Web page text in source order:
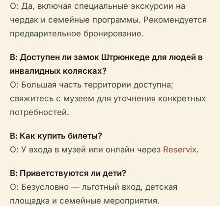
О: Да, включая специальные экскурсии на
чердак и семейные программы. Рекомендуется
предварительное бронирование.
В: Доступен ли замок Штрюнкеде для людей в
инвалидных колясках?
О: Большая часть территории доступна;
свяжитесь с музеем для уточнения конкретных
потребностей.
В: Как купить билеты?
О: У входа в музей или онлайн через Reservix.
В: Приветствуются ли дети?
О: Безусловно — льготный вход, детская
площадка и семейные мероприятия.